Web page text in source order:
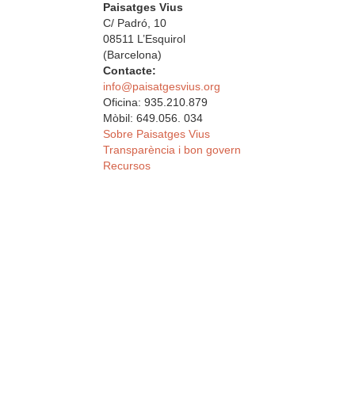
Paisatges Vius
C/ Padró, 10
08511 L’Esquirol
(Barcelona)
Contacte:
info@paisatgesvius.org
Oficina: 935.210.879
Mòbil: 649.056. 034
Sobre Paisatges Vius
Transparència i bon govern
Recursos